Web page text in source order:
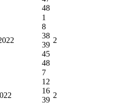
48
1
8
38
39
45
48
2
7
12
16
39
2